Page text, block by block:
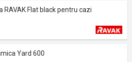
RAVAK Flat black pentru cazi
Yard 600